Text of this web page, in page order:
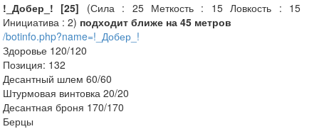
!_Добер_! [25] (Сила : 25 Меткость : 15 Ловкость : 15
Инициатива : 2) подходит ближе на 45 метров
/botinfo.php?name=!_Добер_!
Здоровье 120/120
Позиция: 132
Десантный шлем 60/60
Штурмовая винтовка 20/20
Десантная броня 170/170
Берцы